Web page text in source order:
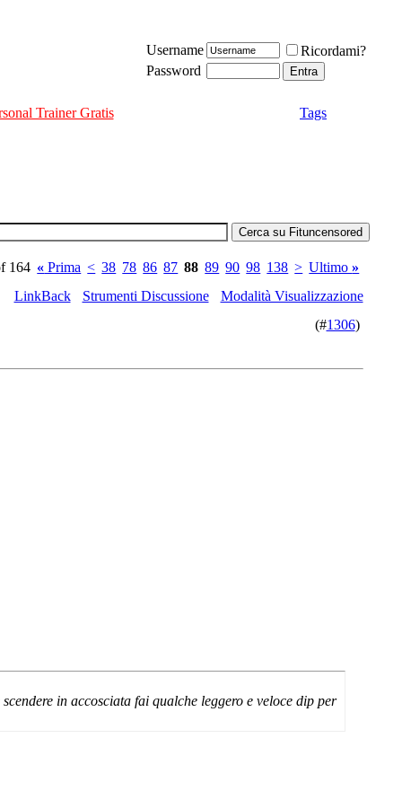
Username
Ricordami?
Password
Trainer Gratis Tags
164 « Prima < 38 78 86 87 88 89 90 98 138 > Ultimo»
LinkBack
Strumenti Discussione
Modalità Visualizzazione
(#1306)
in accosciata fai qualche leggero e veloce dip per